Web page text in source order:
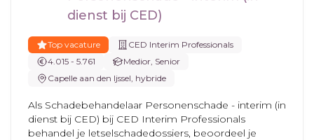
dienst bij CED)
Top vacature
CED Interim Professionals
4.015 - 5.761
Medior, Senior
Capelle aan den Ijssel, hybride
Als Schadebehandelaar Personenschade - interim (in
dienst bij CED) bij CED Interim Professionals
behandel je letselschadedossiers, beoordeel je